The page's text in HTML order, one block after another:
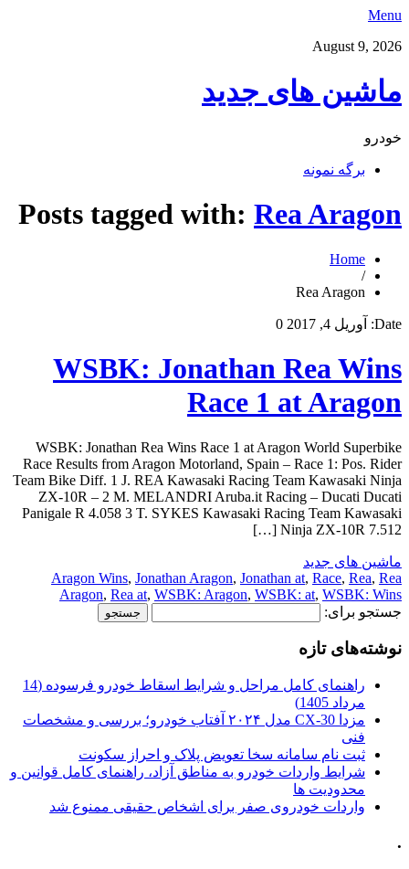
Menu
August 9, 2026
ماشین های جدید
خودرو
برگه نمونه
Posts tagged with: Rea Aragon
Home
/
Rea Aragon
Date: آوریل 4, 2017 0
WSBK: Jonathan Rea Wins
Race 1 at Aragon
WSBK: Jonathan Rea Wins Race 1 at Aragon World Superbike
Race Results from Aragon Motorland, Spain – Race 1: Pos. Rider
Team Bike Diff. 1 J. REA Kawasaki Racing Team Kawasaki Ninja
ZX-10R – 2 M. MELANDRI Aruba.it Racing – Ducati Ducati
Panigale R 4.058 3 T. SYKES Kawasaki Racing Team Kawasaki
Ninja ZX-10R 7.512 […]
ماشین های جدید
Aragon Wins, Jonathan Aragon, Jonathan at, Race, Rea, Rea
Aragon, Rea at, WSBK: Aragon, WSBK: at, WSBK: Wins
جستجو برای:
نوشته‌های تازه
راهنمای کامل مراحل و شرایط اسقاط خودرو فرسوده (14
مرداد 1405)
مزدا CX-30 مدل ۲۰۲۴ آفتاب خودرو؛ بررسی و مشخصات
فنی
ثبت نام سامانه سخا تعویض پلاک و احراز سکونت
شرایط واردات خودرو به مناطق آزاد، راهنمای کامل قوانین و
محدودیت ها
واردات خودروی صفر برای اشخاص حقیقی ممنوع شد
.